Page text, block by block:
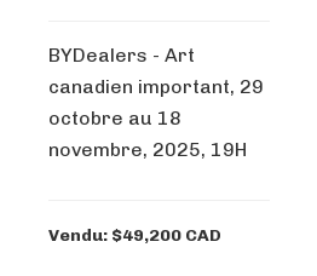
BYDealers - Art
canadien important, 29
octobre au 18
novembre, 2025, 19H
Vendu: $49,200 CAD